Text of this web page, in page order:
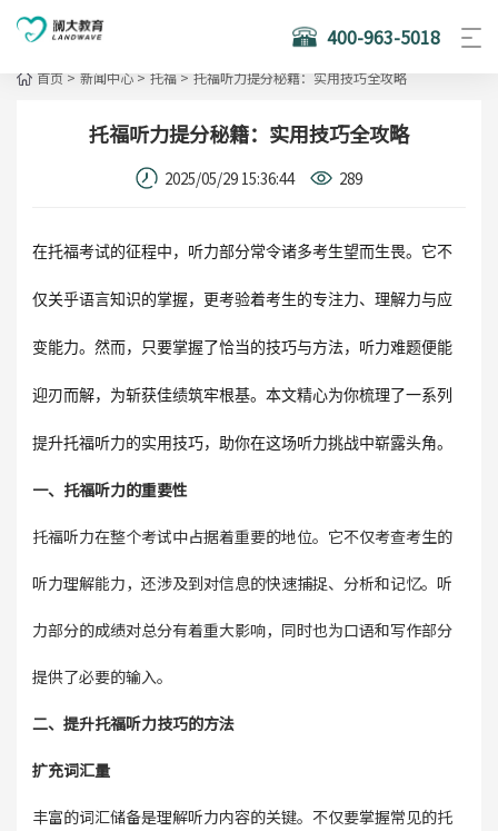
400-963-5018
首页 > 新闻中心 > 托福 > 托福听力提分秘籍：实用技巧全攻略
托福听力提分秘籍：实用技巧全攻略
2025/05/29 15:36:44 289
在托福考试的征程中，听力部分常令诸多考生望而生畏。它不
仅关乎语言知识的掌握，更考验着考生的专注力、理解力与应
变能力。然而，只要掌握了恰当的技巧与方法，听力难题便能
迎刃而解，为斩获佳绩筑牢根基。本文精心为你梳理了一系列
提升托福听力的实用技巧，助你在这场听力挑战中崭露头角。
一、托福听力的重要性
托福听力在整个考试中占据着重要的地位。它不仅考查考生的
听力理解能力，还涉及到对信息的快速捕捉、分析和记忆。听
力部分的成绩对总分有着重大影响，同时也为口语和写作部分
提供了必要的输入。
二、提升托福听力技巧的方法
扩充词汇量
丰富的词汇储备是理解听力内容的关键。不仅要掌握常见的托